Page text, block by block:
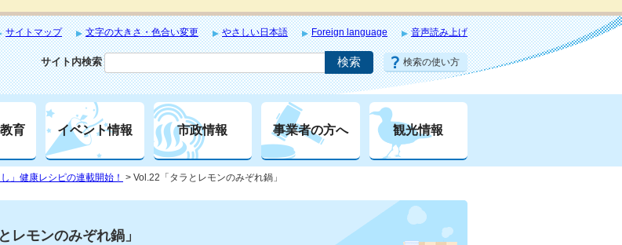
サイトマップ 文字の大きさ・色合い変更 やさしい日本語 Foreign language 音声読み上げ
サイト内検索 検索の使い方
育 イベント情報 市政情報 事業者の方へ 観光情報
し」健康レシピの連載開始！ > Vol.22「タラとレモンのみぞれ鍋」
レモンのみぞれ鍋」